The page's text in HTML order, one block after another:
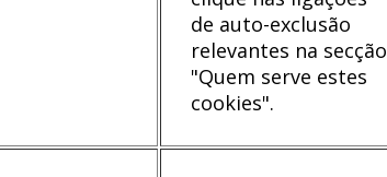
de auto-exclusão
relevantes na secção
"Quem serve estes
cookies".